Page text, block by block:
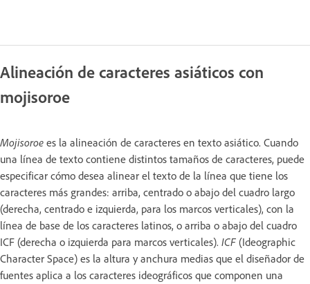
Alineación de caracteres asiáticos con
mojisoroe
Mojisoroe es la alineación de caracteres en texto asiático. Cuando
una línea de texto contiene distintos tamaños de caracteres, puede
especificar cómo desea alinear el texto de la línea que tiene los
caracteres más grandes: arriba, centrado o abajo del cuadro largo
(derecha, centrado e izquierda, para los marcos verticales), con la
línea de base de los caracteres latinos, o arriba o abajo del cuadro
ICF (derecha o izquierda para marcos verticales). ICF (Ideographic
Character Space) es la altura y anchura medias que el diseñador de
fuentes aplica a los caracteres ideográficos que componen una